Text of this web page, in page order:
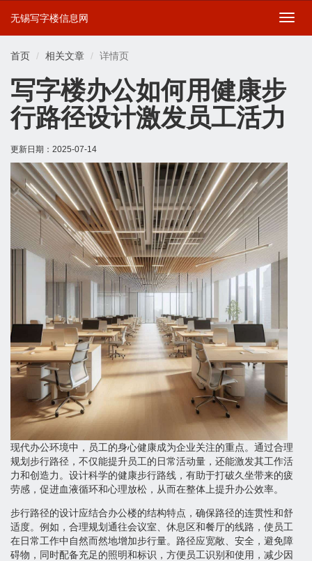
切
无锡写字楼信息网
首页 相关文章 详情页
写字楼办公如何用健康步
行路径设计激发员工活力
更新日期： 2025-07-14
现代办公环境中，员工的身心健康成为企业关注的重点。通过合理
规划步行路径，不仅能提升员工的日常活动量，还能激发其工作活
力和创造力。设计科学的健康步行路线，有助于打破久坐带来的疲
劳感，促进血液循环和心理放松，从而在整体上提升办公效率。
步行路径的设计应结合办公楼的结构特点，确保路径的连贯性和舒
适度。例如，合理规划通往会议室、休息区和餐厅的线路，使员工
在日常工作中自然而然地增加步行量。路径应宽敞、安全，避免障
碍物，同时配备充足的照明和标识，方便员工识别和使用，减少因